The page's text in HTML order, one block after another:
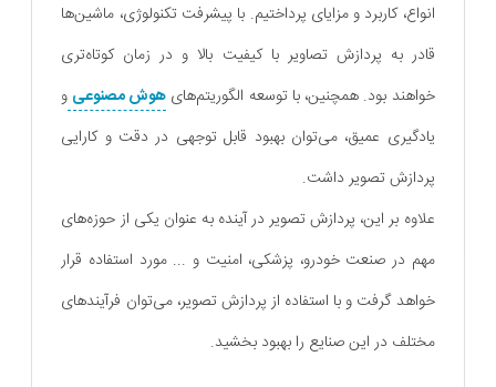
انواع، کاربرد و مزایای پرداختیم. با پیشرفت تکنولوژی، ماشین‌ها
قادر به پردازش تصاویر با کیفیت بالا و در زمان کوتاه‌تری
خواهند بود. همچنین، با توسعه الگوریتم‌هایهوش مصنوعی و
یادگیری عمیق، می‌توان بهبود قابل توجهی در دقت و کارایی
پردازش تصویر داشت.
علاوه بر این، پردازش تصویر در آینده به عنوان یکی از حوزه‌های
مهم در صنعت خودرو، پزشکی، امنیت و ... مورد استفاده قرار
خواهد گرفت و با استفاده از پردازش تصویر، می‌توان فرآیندهای
مختلف در این صنایع را بهبود بخشید.